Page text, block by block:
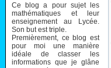
Ce blog a pour sujet les
mathématiques et leur
enseignement au Lycée.
Son but est triple.
Premièrement, ce blog est
pour moi une manière
idéale de classer les
informations que je glâne